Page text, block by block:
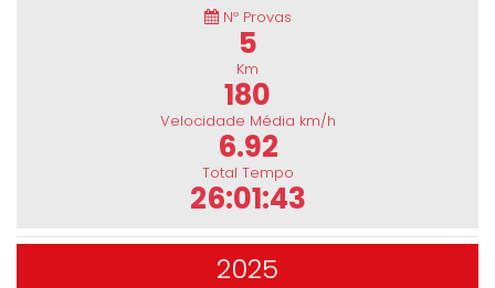
Nº Provas
5
Km
180
Velocidade Média km/h
6.92
Total Tempo
26:01:43
2025